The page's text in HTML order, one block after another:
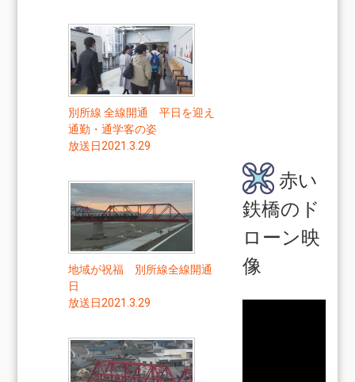
別所線 全線開通 平日を迎え
通勤・通学客の姿
放送日2021.3.29
地域が祝福 別所線全線開通
日
放送日2021.3.29
赤い
鉄橋のド
ローン映
像